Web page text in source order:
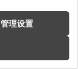
管理设置